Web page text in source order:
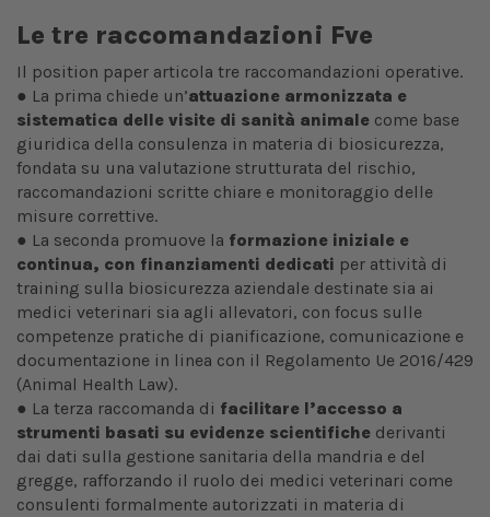
Le tre raccomandazioni Fve
Il position paper articola tre raccomandazioni operative.
● La prima chiede un’attuazione armonizzata e
sistematica delle visite di sanità animale come base
giuridica della consulenza in materia di biosicurezza,
fondata su una valutazione strutturata del rischio,
raccomandazioni scritte chiare e monitoraggio delle
misure correttive.
● La seconda promuove la formazione iniziale e
continua, con finanziamenti dedicati per attività di
training sulla biosicurezza aziendale destinate sia ai
medici veterinari sia agli allevatori, con focus sulle
competenze pratiche di pianificazione, comunicazione e
documentazione in linea con il Regolamento Ue 2016/429
(Animal Health Law).
● La terza raccomanda di facilitare l’accesso a
strumenti basati su evidenze scientifiche derivanti
dai dati sulla gestione sanitaria della mandria e del
gregge, rafforzando il ruolo dei medici veterinari come
consulenti formalmente autorizzati in materia di